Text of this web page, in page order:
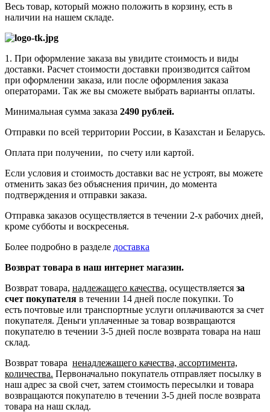
Весь товар, который можно положить в корзину, есть в
наличии на нашем складе.
1. При оформление заказа вы увидите стоимость и виды
доставки. Расчет стоимости доставки производится сайтом
при оформлении заказа, или после оформления заказа
операторами. Так же вы сможете выбрать варианты оплаты.
Минимальная сумма заказа 2490 рублей.
Отправки по всей территории России, в Казахстан и Беларусь.
Оплата при получении, по счету или картой.
Если условия и стоимость доставки вас не устроят, вы можете
отменить заказ без объяснения причин, до момента
подтверждения и отправки заказа.
Отправка заказов осуществляется в течении 2-х рабочих дней,
кроме субботы и воскресенья.
Более подробно в разделе доставка
Возврат товара в наш интернет магазин.
Возврат товара, надлежащего качества, осуществляется за
счет покупателя в течении 14 дней после покупки. То
есть почтовые или транспортные услуги оплачиваются за счет
покупателя. Деньги уплаченные за товар возвращаются
покупателю в течении 3-5 дней после возврата товара на наш
склад.
Возврат товара ненадлежащего качества, ассортимента,
количества. Первоначально покупатель отправляет посылку в
наш адрес за свой счет, затем стоимость пересылки и товара
возвращаются покупателю в течении 3-5 дней после возврата
товара на наш склад.